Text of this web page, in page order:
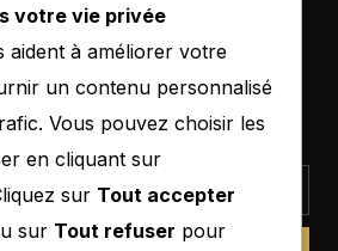
votre vie privée
aident à améliorer votre
un contenu personnalisé
Vous pouvez choisir les
en cliquant sur
sur Tout accepter
sur Tout refuser pour